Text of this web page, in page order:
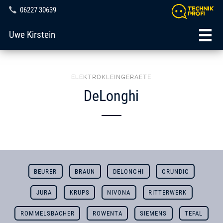
06227 30639
Uwe Kirstein
ELEKTROKLEINGERAETE
DeLonghi
BEURER BRAUN DELONGHI GRUNDIG
JURA KRUPS NIVONA RITTERWERK
ROMMELSBACHER ROWENTA SIEMENS TEFAL